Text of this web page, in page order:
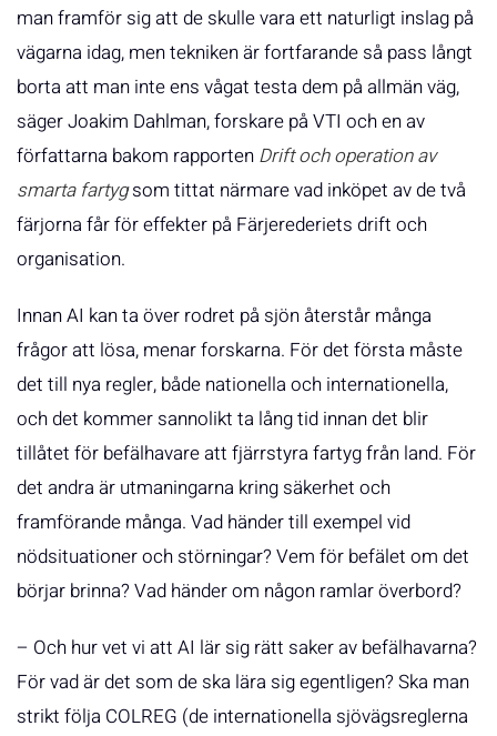
man framför sig att de skulle vara ett naturligt inslag på
vägarna idag, men tekniken är fortfarande så pass långt
borta att man inte ens vågat testa dem på allmän väg,
säger Joakim Dahlman, forskare på VTI och en av
författarna bakom rapporten Drift och operation av
smarta fartygsom tittat närmare vad inköpet av de två
färjorna får för effekter på Färjerederiets drift och
organisation.
Innan AI kan ta över rodret på sjön återstår många
frågor att lösa, menar forskarna. För det första måste
det till nya regler, både nationella och internationella,
och det kommer sannolikt ta lång tid innan det blir
tillåtet för befälhavare att fjärrstyra fartyg från land. För
det andra är utmaningarna kring säkerhet och
framförande många. Vad händer till exempel vid
nödsituationer och störningar? Vem för befälet om det
börjar brinna? Vad händer om någon ramlar överbord?
– Och hur vet vi att AI lär sig rätt saker av befälhavarna?
För vad är det som de ska lära sig egentligen? Ska man
strikt följa COLREG (de internationella sjövägsreglerna